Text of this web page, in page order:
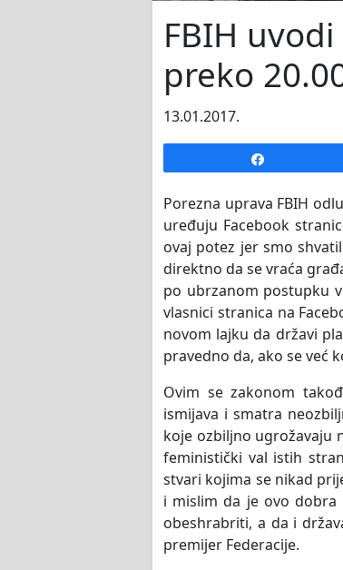
FBIH
preko
13.01.2017.
Porezna uprava FBIH
uređuju Facebook
ovaj potez jer smo
direktno da se vraća
po ubrzanom postupku
vlasnici stranica na
novom lajku da državi
pravedno da, ako se već
Ovim se zakonom
ismijava i smatra
koje ozbiljno ugrožavaju
feministički val istih
stvari kojima se nikad
i mislim da je ovo dobra
obeshrabriti, a da i
premijer Federacije.